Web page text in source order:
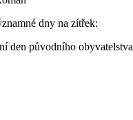
dny na zítřek:
den původního obyvatelstva